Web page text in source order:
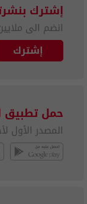
إشترك
انضم الى
إشترك
حمل تطبيق
المصدر الأول